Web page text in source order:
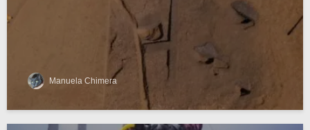
Manuela Chimera